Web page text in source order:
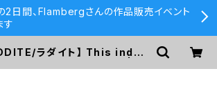
2日間、Flambergさんの作品販売イベント
す
ラダイト】 This indus